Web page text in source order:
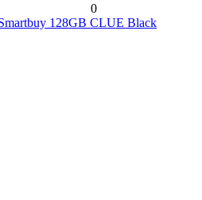
0
128GB CLUE Black